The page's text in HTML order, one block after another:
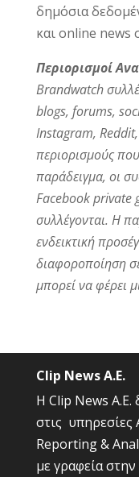
δημόσια
και online news
Περιορισμοί
Brandwatch
blogs, forums,
Instagram,
περιορισμούς
παράδειγμα, οι
Facebook private
συλλέγονται. Η
ενδεικτική
διαφοροποίηση
μπορεί να φέρει
Clip News A.E.
Η Clip News A.E.
στις
Reporting &
με γραφεία